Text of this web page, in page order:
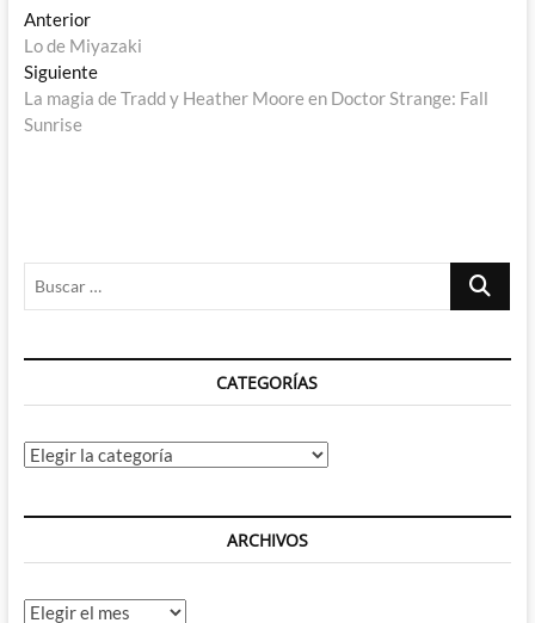
Navegación
de
entradas
AnteriorEntrada
anterior:
Lo de Miyazaki
SiguienteEntrada
siguiente:
La magia de Tradd y Heather Moore en Doctor Strange: Fall
Sunrise
Buscar
CATEGORÍAS
Categorías
ARCHIVOS
Archivos